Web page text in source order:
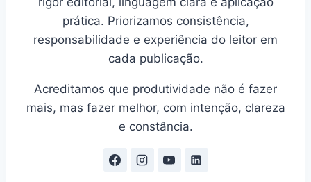
prática. Priorizamos consistência,
responsabilidade e experiência do leitor em
cada publicação.
Acreditamos que produtividade não é fazer
mais, mas fazer melhor, com intenção, clareza
e constância.